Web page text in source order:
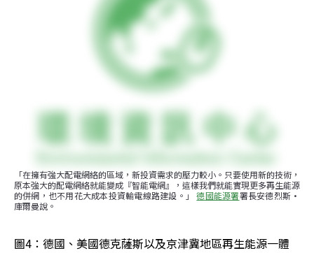
「在擁有強大配電網絡的區域，新投資需求的壓力較小。只要使用新的技術，
原本強大的配電網絡就能變成『智能電網』，這樣我們就能實現更多再生能源
的併網，也不用花大成本投資輸電線路建設。」 德國能源署署長安德烈斯·
庫爾曼說。
圖4：德國、美國德克薩斯以及京津冀地區再生能源一體